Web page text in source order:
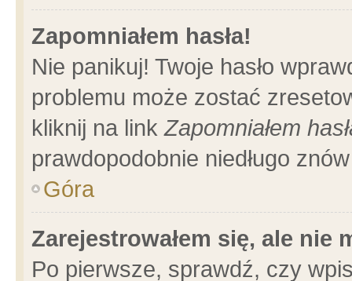
Zapomniałem hasła!
Nie panikuj! Twoje hasło
problemu może zostać
kliknij na linkZapomniałem
prawdopodobnie niedługo
Góra
Zarejestrowałem się, ale nie
Po pierwsze, sprawdź, czy